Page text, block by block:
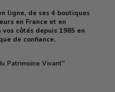
ligne, de ses 4 boutiques
en France et en
côtés depuis 1985 en
de confiance.
Patrimoine Vivant”